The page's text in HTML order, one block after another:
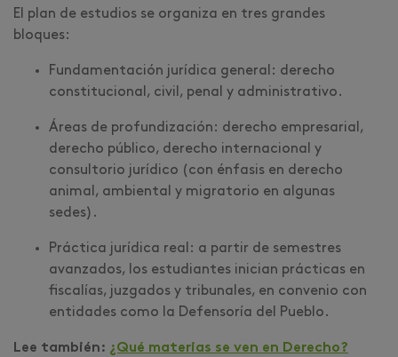
El plan de estudios se organiza en tres grandes
bloques:
Fundamentación jurídica general: derecho
constitucional, civil, penal y administrativo.
Áreas de profundización: derecho empresarial,
derecho público, derecho internacional y
consultorio jurídico (con énfasis en derecho
animal, ambiental y migratorio en algunas
sedes).
Práctica jurídica real: a partir de semestres
avanzados, los estudiantes inician prácticas en
fiscalías, juzgados y tribunales, en convenio con
entidades como la Defensoría del Pueblo.
Lee también: ¿Qué materias se ven en Derecho?